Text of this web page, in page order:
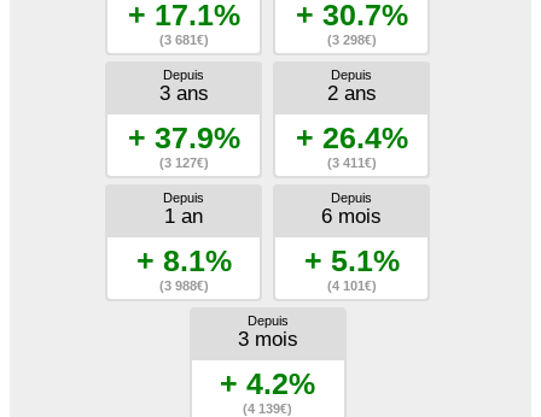
+ 17.1%
(3 681€)
+ 30.7%
(3 298€)
Depuis
3 ans
+ 37.9%
(3 127€)
Depuis
2 ans
+ 26.4%
(3 411€)
Depuis
1 an
+ 8.1%
(3 988€)
Depuis
6 mois
+ 5.1%
(4 101€)
Depuis
3 mois
+ 4.2%
(4 139€)